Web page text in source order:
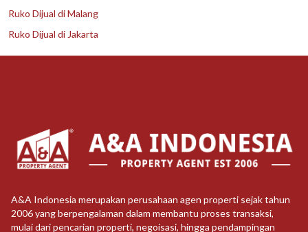
Ruko Dijual di Malang
Ruko Dijual di Jakarta
A&A Indonesia merupakan perusahaan agen properti sejak tahun
2006 yang berpengalaman dalam membantu proses transaksi,
mulai dari pencarian properti, negoisasi, hingga pendampingan